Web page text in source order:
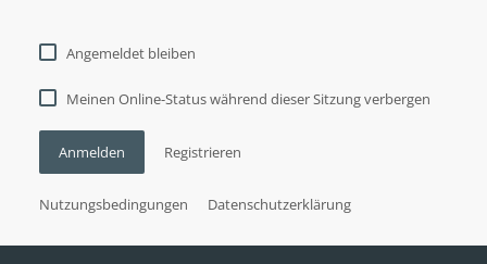
Angemeldet bleiben
Meinen Online-Status während dieser Sitzung verbergen
Anmelden Registrieren
Nutzungsbedingungen Datenschutzerklärung